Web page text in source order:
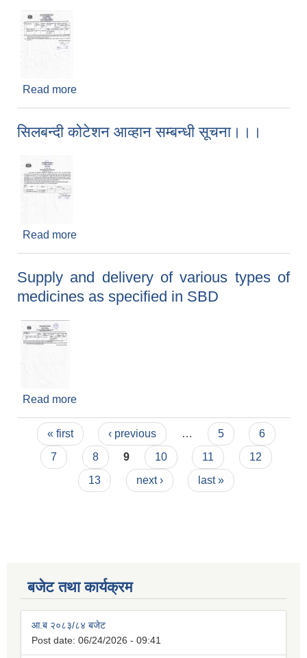
Read more
सिलबन्दी कोटेशन आव्हान सम्बन्धी सूचना।।।
Read more
Supply and delivery of various types of
medicines as specified in SBD
Read more
Pages
« first ‹ previous … 5
6
7
8 9 10 11
12
13
next › last »
बजेट तथा कार्यक्रम
आ.ब २०८३/८४ बजेट
Post date: 06/24/2026 - 09:41